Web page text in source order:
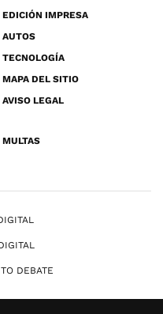
EDICIÓN IMPRESA
AUTOS
TECNOLOGÍA
MAPA DEL SITIO
AVISO LEGAL
MULTAS
DEBATE